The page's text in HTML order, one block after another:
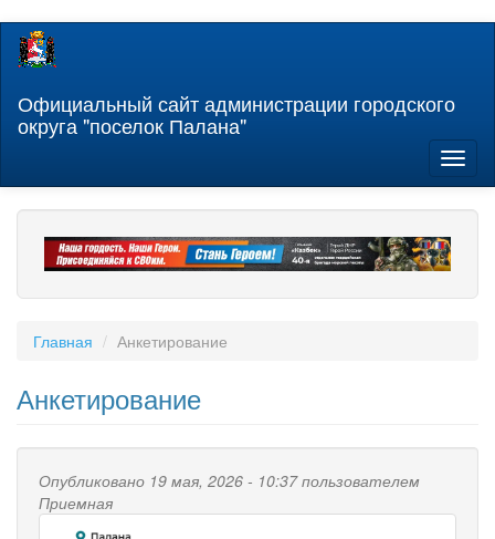
Перейти
содержанию
Официальный сайт администрации городского
округа "поселок Палана"
Главная Анкетирование
Анкетирование
Опубликовано 19 мая, 2026 - 10:37 пользователем
Приемная